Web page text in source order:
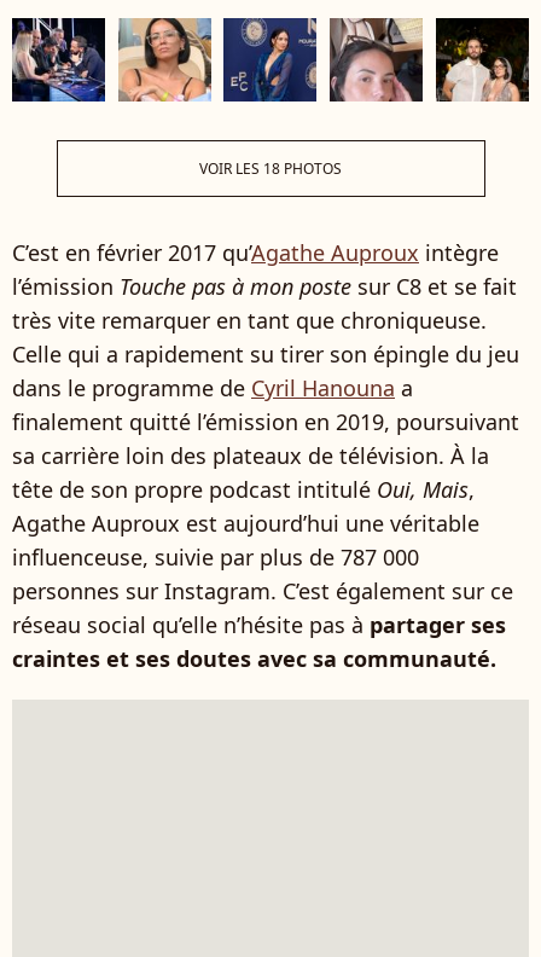
VOIR LES 18 PHOTOS
C’est en février 2017 qu’Agathe Auproux intègre
l’émission Touche pas à mon poste sur C8 et se fait
très vite remarquer en tant que chroniqueuse.
Celle qui a rapidement su tirer son épingle du jeu
dans le programme de Cyril Hanouna a
finalement quitté l’émission en 2019, poursuivant
sa carrière loin des plateaux de télévision. À la
tête de son propre podcast intitulé Oui, Mais,
Agathe Auproux est aujourd’hui une véritable
influenceuse, suivie par plus de 787 000
personnes sur Instagram. C’est également sur ce
réseau social qu’elle n’hésite pas à partager ses
craintes et ses doutes avec sa communauté.